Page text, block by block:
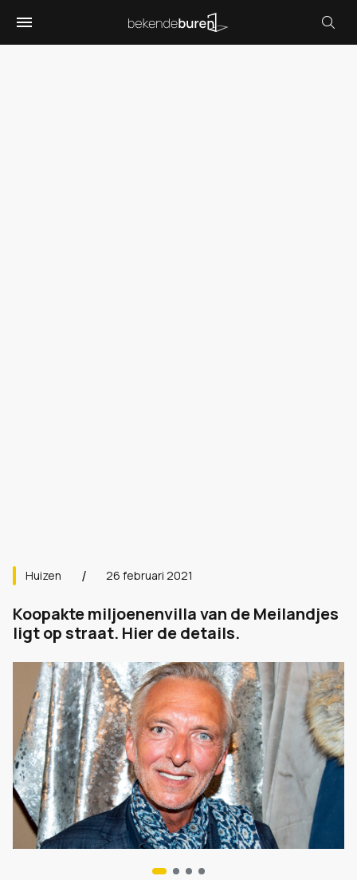
Huizen 26 februari 2021
Koopakte miljoenenvilla van de Meilandjes
ligt op straat. Hier de details.